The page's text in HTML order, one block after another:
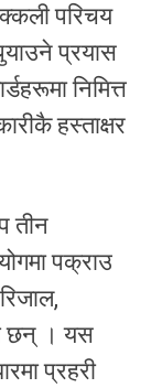
परिचय
प्रयास
निमित्त
हस्ताक्षर
तीन
पक्राउ
छन् । यस
प्रहरी